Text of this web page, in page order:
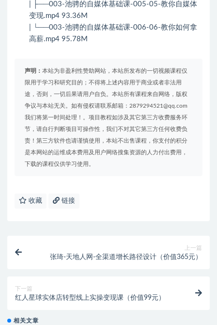
| ├──003-池骋的自媒体基础课-005-05-教你自媒体
变现.mp4 93.36M
| └──003-池骋的自媒体基础课-006-06-教你如何拿
高薪.mp4 95.78M
声明： 本站为非盈利性赞助网站，本站所发布的一切视频课程仅
限用于学习和研究目的；不得将上述内容用于商业或者非法用
途，否则，一切后果请用户自负。本站所有课程来自网络，版权
争议与本站无关。如有侵权请联系邮箱：2879294521@qq.com
我们将第一时间处理！。项目教程如涉及其它第三方收费服务环
节，请自行判断项目可操作性，我们不对其它第三方任何收费负
责！第三方软件也请谨慎使用，本站不出售课程，你支付的积分
是本网站的运维成本费用及用户网络搜集资源的人力付出费用，
下载的课程仅供学习使用。
收藏 链接
上一篇
张琦-天地人网-全渠道增长路径设计（价值365元）
下一篇
红人星球实体店转型线上实操变现课（价值99元）
相关文章